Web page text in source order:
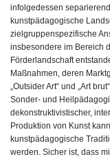
infolgedessen
kunstpädagogische
zielgruppenspezifische
insbesondere im Bereich
Förderlandschaft
Maßnahmen, deren
„Outsider Art“ und „Art
Sonder- und
dekonstruktivistischer,
Produktion von Kunst
kunstpädagogische
werden. Sicher ist, dass